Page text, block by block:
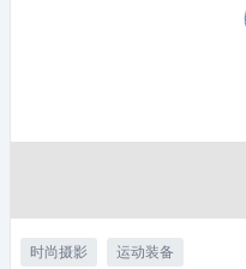
时尚摄影 运动装备